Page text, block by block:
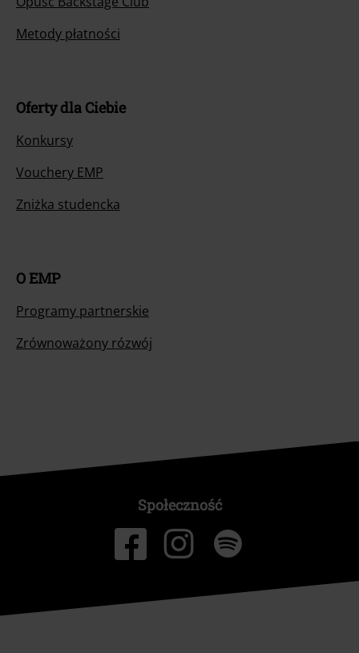
Metody płatności
Oferty dla Ciebie
Konkursy
Vouchery EMP
Zniżka studencka
O EMP
Programy partnerskie
Zrównoważony rózwój
Społeczność